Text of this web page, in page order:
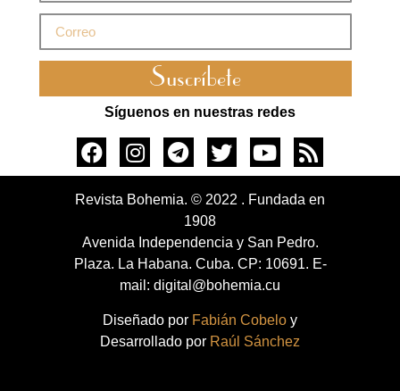
Suscríbete
Síguenos en nuestras redes
Revista Bohemia. © 2022 . Fundada en
1908
Avenida Independencia y San Pedro.
Plaza. La Habana. Cuba. CP: 10691. E-
mail: digital@bohemia.cu
Diseñado por Fabián Cobelo y
Desarrollado por Raúl Sánchez